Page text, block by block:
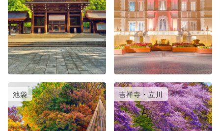
池袋 吉祥寺・立川